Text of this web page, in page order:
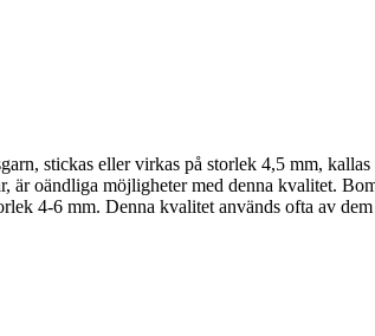
stickas eller virkas på storlek 4,5 mm,
är oändliga möjligheter med denna kvalitet.
4-6 mm. Denna kvalitet används ofta av